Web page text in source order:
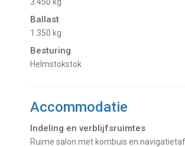
Ballast
1.350 kg
Besturing
Helmstokstok
Accommodatie
Indeling en verblijfsruimtes
Ruime salon met kombuis en navigatietafel. Voorhut